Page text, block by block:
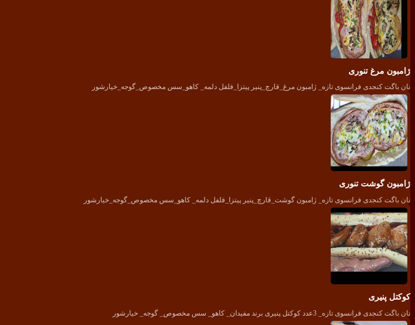
ژامبون مرغ تنوری
نان باگت کنجدی فرانسوی تازه_ ژامبون مرغ_قارچ_پنیر پیتزا_فلفل دلمه_ کاهو_سس مخصوص_گوجه_خیارشور
ژامبون گوشت تنوری
نان باگت کنجدی فرانسوی تازه_ ژامبون گوشت_قارچ_پنیر پیتزا_فلفل دلمه_ کاهو_سس مخصوص_گوجه_خیارشور
کوکتل پنیری
نان باگت کنجدی فرانسوی تازه_ 3عدد کوکتل پنیری برند مفیدان_ کاهو_ سس مخصوص_ گوجه_ خیارشور